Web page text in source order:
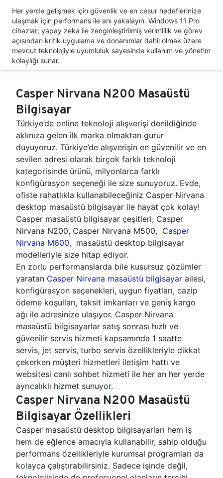
Her yerde gelişmek için güvenlik ve en cesur hedeflerinize
ulaşmak için performans ile anı yakalayın. Windows 11 Pro
cihazlar; yapay zeka ile zenginleştirilmiş verimlilik ve görev
açısından kritik uygulama ve donanımlar dahil olmak üzere
mevcut teknolojiyle uyumluluk sayesinde kullanım ve yönetim
kolaylığı sunar.
Casper Nirvana N200 Masaüstü
Bilgisayar
Türkiye’de online teknoloji alışverişi denildiğinde
aklınıza gelen ilk marka olmaktan gurur
duyuyoruz. Türkiye’de alışverişin en güvenilir ve en
sevilen adresi olarak birçok farklı teknoloji
kategorisinde ürünü, milyonlarca farklı
konfigürasyon seçeneği ile size sunuyoruz. Evde,
ofiste rahatlıkla kullanabileceğiniz Casper Nirvana
desktop masaüstü bilgisayar ile hayat çok kolay!
Casper masaüstü bilgisayar çeşitleri; Casper
Nirvana N200, Casper Nirvana M500, Casper
Nirvana M600, masaüstü desktop bilgisayar
modelleriyle size hitap ediyor.
En zorlu performanslarda bile kusursuz çözümler
yaratan Casper Nirvana masaüstü bilgisayar ailesi,
konfigürasyon seçenekleri, uygun fiyatları, cazip
ödeme koşulları, taksit imkanları ve geniş kargo
ağı ile adresinize ulaşıyor. Casper Nirvana
masaüstü bilgisayarlar satış sonrası hızlı ve
güvenilir servis hizmeti kapsamında 1 saatte
servis, jet servis, turbo servis özellikleriyle dikkat
çekerken müşteri hizmetleri iletişim hattı ve
websitesi canlı sohbet hizmeti ile her an her yerde
ayrıcalıklı hizmet sunuyor.
Casper Nirvana N200 Masaüstü
Bilgisayar Özellikleri
Casper masaüstü desktop bilgisayarları hem iş
hem de eğlence amacıyla kullanabilir, sahip olduğu
performans özellikleriyle kurumsal programları da
kolayca çalıştırabilirsiniz. Sadece işinde değil,